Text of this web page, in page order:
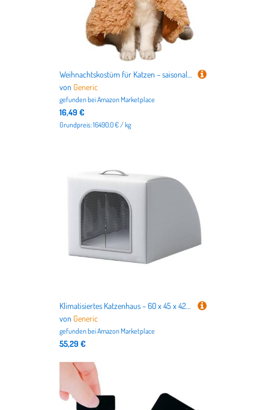
Weihnachtskostüm für Katzen – saisonales Outfit, elegant und verspielt | enthält Zubehör, ideal für Feiern und Geschenke, lassen Sie Ihre Katze in diesen Ferien glänzen, ideal für
von Generic
gefunden beiAmazon Marketplace
16,49 €
Grundpreis: 16490.0 € / kg
Klimatisiertes Katzenhaus – 60 x 45 x 42 cm, isolierter Kühlschutz mit Eisbeuteln, faltbares Haustierhöhlenbett für heiße , tragbares Hunde- und Katzenhaus für Wohnung, Terrasse, Balkon, Reisen
von Generic
gefunden beiAmazon Marketplace
55,29 €